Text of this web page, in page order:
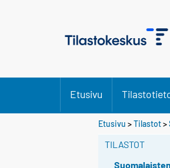
Etusivu
Etusivu >Tilastot>
TILASTOT